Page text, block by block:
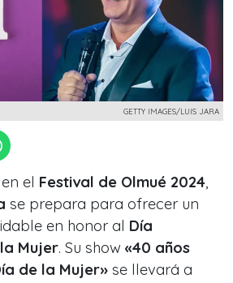
GETTY IMAGES/LUIS JARA
el Festival de Olmué 2024,
se prepara para ofrecer un
en honor al Día
Mujer. Su show «40 años
de la Mujer» se llevará a